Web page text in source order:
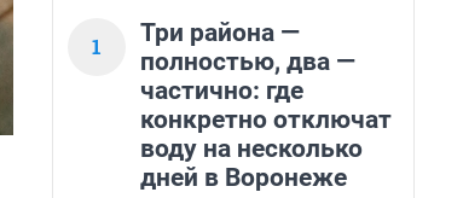
1
Три района —
полностью, два —
частично: где
конкретно отключат
воду на несколько
дней в Воронеже